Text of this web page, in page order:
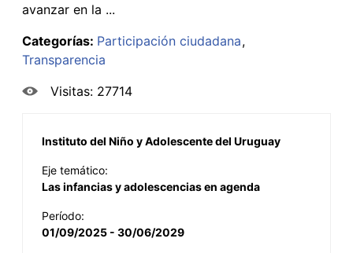
avanzar en la ...
Categorías: Participación ciudadana
Transparencia
Visitas: 27714
Instituto del Niño y Adolescente del Uruguay
Eje temático:
Las infancias y adolescencias en agenda
Período:
01/09/2025 - 30/06/2029